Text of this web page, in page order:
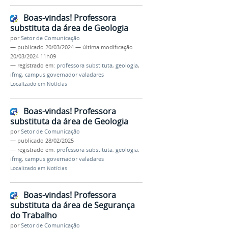
Boas-vindas! Professora
substituta da área de Geologia
porSetor de Comunicação
— publicado 20/03/2024 — última modificação
20/03/2024 11h09
— registrado em: professora substituta, geologia,
ifmg, campus governador valadares
Localizado em Notícias
Boas-vindas! Professora
substituta da área de Geologia
porSetor de Comunicação
— publicado 28/02/2025
— registrado em: professora substituta, geologia,
ifmg, campus governador valadares
Localizado em Notícias
Boas-vindas! Professora
substituta da área de Segurança
do Trabalho
porSetor de Comunicação